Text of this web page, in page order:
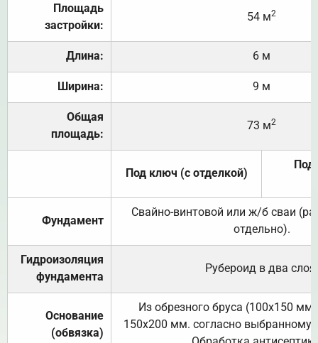
Площадь
застройки:
54 м2
Длина: 6 м
Ширина: 9 м
Общая
площадь:
73 м2
Под ключ (с отделкой)
Под
Фундамент
Свайно-винтовой или ж/б сваи
отдельно).
Гидроизоляция
фундамента
Рубероид в два слоя.
Основание
(обвязка)
Из обрезного бруса (100х150
150х200 мм. согласно выбранному